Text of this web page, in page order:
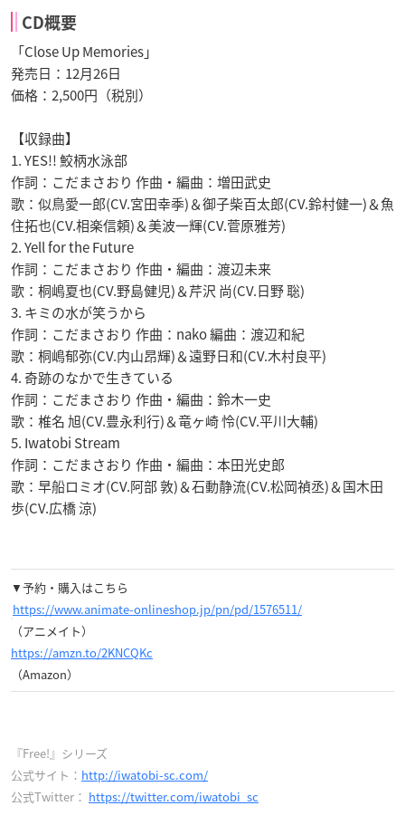
CD概要
「Close Up Memories」
発売日：12月26日
価格：2,500円（税別）
【収録曲】
1. YES!! 鮫柄水泳部
作詞：こだまさおり 作曲・編曲：増田武史
歌：似鳥愛一郎(CV.宮田幸季)＆御子柴百太郎(CV.鈴村健一)＆魚
住拓也(CV.相楽信頼)＆美波一輝(CV.菅原雅芳)
2. Yell for the Future
作詞：こだまさおり 作曲・編曲：渡辺未来
歌：桐嶋夏也(CV.野島健児)＆芹沢 尚(CV.日野 聡)
3. キミの水が笑うから
作詞：こだまさおり 作曲：nako 編曲：渡辺和紀
歌：桐嶋郁弥(CV.内山昂輝)＆遠野日和(CV.木村良平)
4. 奇跡のなかで生きている
作詞：こだまさおり 作曲・編曲：鈴木一史
歌：椎名 旭(CV.豊永利行)＆竜ヶ崎 怜(CV.平川大輔)
5. Iwatobi Stream
作詞：こだまさおり 作曲・編曲：本田光史郎
歌：早船ロミオ(CV.阿部 敦)＆石動静流(CV.松岡禎丞)＆国木田
歩(CV.広橋 涼)
▼予約・購入はこちら
https://www.animate-onlineshop.jp/pn/pd/1576511/
（アニメイト）
https://amzn.to/2KNCQKc
（Amazon）
『Free!』シリーズ
公式サイト： http://iwatobi-sc.com/
公式Twitter： https://twitter.com/iwatobi_sc